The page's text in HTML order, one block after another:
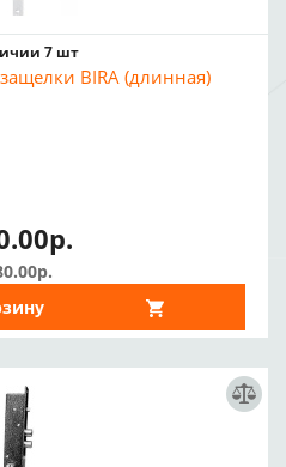
7 шт
BIRA (длинная)